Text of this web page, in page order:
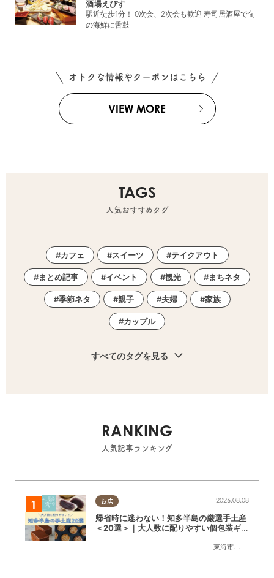
酒場えびす
駅近徒歩1分！ 0次会、2次会も歓迎 寿司居酒屋で旬
の海鮮に舌鼓
オトクな情報やクーポンはこちら
VIEW MORE
TAGS
人気おすすめタグ
カフェ スイーツ テイクアウト
まとめ記事 イベント 観光 まちネタ
季節ネタ 親子 夫婦 家族
カップル
すべてのタグを見る
RANKING
人気記事ランキング
お店
東海市大府市
2026.08.08
帰省時に迷わない！知多半島の厳選手土産
＜20選＞｜大人数に配りやすい個包装ギフ